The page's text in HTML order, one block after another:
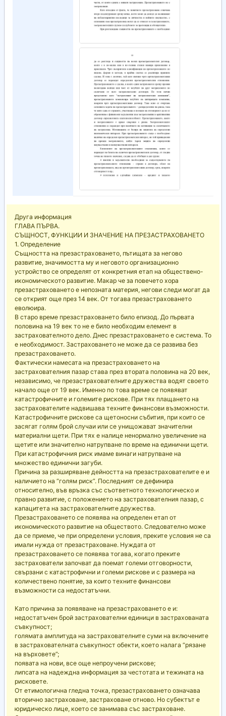
Друга информация
ГЛАВА ПЪРВА.
СЪЩНОСТ, ФУНКЦИИ И ЗНАЧЕНИЕ НА ПРЕЗАСТРАХОВАНЕТО
1. Определение
Същността на презастраховането, пътищата за негово
развитие, значимостта му и неговото организационно
устройство се определят от конкретния етап на обществено-
икономическото развитие. Макар че за повечето хора
презастраховането е непозната материя, негови следи могат да
се открият още през 14 век. От тогава презастраховането
еволюира.
В старо време презастраховането било епизод. До първата
половина на 19 век то не е било необходим елемент в
застрахователното дело. Днес презастраховането е система. То
е необходимост. Застраховането не може да се развива без
презастраховането.
Фактически намесата на презастраховането на
застрахователния пазар става през втората половина на 20 век,
независимо, че презастрахователните дружества водят своето
начало още от 19 век. Именно по това време се появяват
катастрофичните и големите рискове. При тях плащането на
застрахователите надвишава техните финансови възможности.
Катастрофичните рискове са щетоносни събития, при които се
засягат голям брой случаи или се унищожават значителни
материални щети. При тях е налице ненормално увеличение на
щетите или значително натрупване по време на единични щети.
При катастрофичния риск имаме винаги натрупване на
множество единични загуби.
Причина за разширяване дейността на презастрахователите е и
наличието на “голям риск”. Последният се дефинира
относително, във връзка със съответното технологическо и
правно развитие, с положението на застрахователния пазар, с
капацитета на застрахователните дружества.
Презастраховането се появява на определен етап от
икономическото развитие на обществото. Следователно може
да се приеме, че при определени условия, преките условия не са
имали нужда от презастраховане. Нуждата от
презастраховането се появява тогава, когато преките
застрахователи започват да поемат големи отговорности,
свързани с катастрофични и големи рискове и с размера на
количествено понятие, за които техните финансови
възможности са недостатъчни.
Като причина за появяване на презастраховането е и:
недостатъчен брой застрахователни единици в застрахованата
съвкупност;
голямата амплитуда на застрахователните суми на включените
в застрахователната съвкупност обекти, което налага “рязане
на върховете”;
появата на нови, все още непроучени рискове;
липсата на надеждна информация за честотата и тежината на
рисковете.
От етимологична гледна точка, презастраховането означава
вторично застраховане, застраховане отново. Но субектът е
юридическо лице, което се занимава със застраховане.